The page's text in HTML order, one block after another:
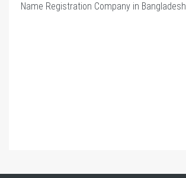
Name Registration Company in Bangladesh